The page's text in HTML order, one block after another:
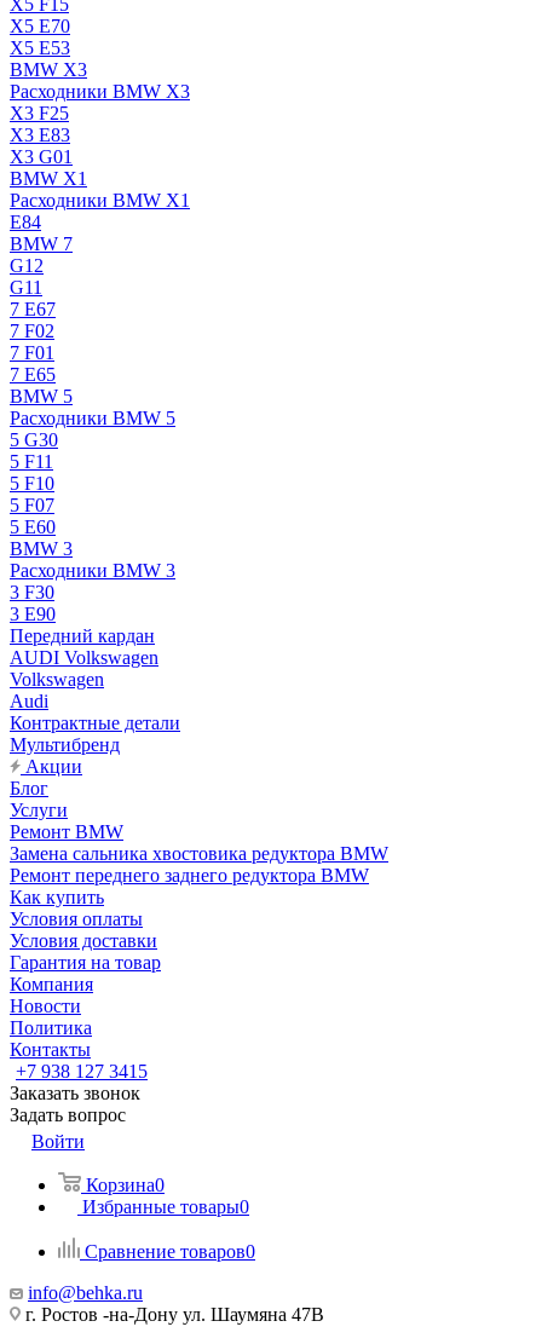
X5 F15
X5 E70
X5 E53
BMW X3
Расходники BMW X3
X3 F25
X3 E83
X3 G01
BMW X1
Расходники BMW X1
E84
BMW 7
G12
G11
7 Е67
7 F02
7 F01
7 E65
BMW 5
Расходники BMW 5
5 G30
5 F11
5 F10
5 F07
5 E60
BMW 3
Расходники BMW 3
3 F30
3 E90
Передний кардан
AUDI Volkswagen
Volkswagen
Audi
Контрактные детали
Мультибренд
Акции
Блог
Услуги
Ремонт BMW
Замена сальника хвостовика редуктора BMW
Ремонт переднего заднего редуктора BMW
Как купить
Условия оплаты
Условия доставки
Гарантия на товар
Компания
Новости
Политика
Контакты
+7 938 127 3415
Заказать звонок
Задать вопрос
Войти
Корзина0
Избранные товары0
Сравнение товаров0
info@behka.ru
г. Ростов -на-Дону ул. Шаумяна 47В